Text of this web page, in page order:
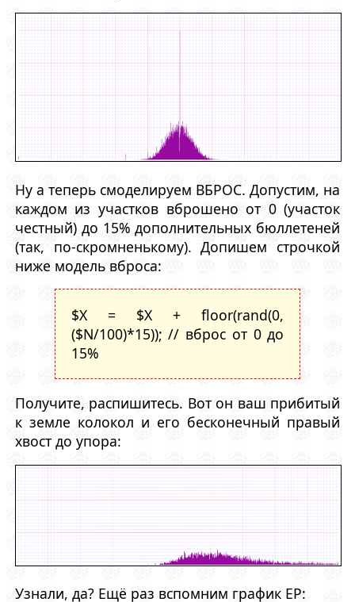
Ну а теперь смоделируем ВБРОС. Допустим, на
каждом из участков вброшено от 0 (участок
честный) до 15% дополнительных бюллетеней
(так, по-скромненькому). Допишем строчкой
ниже модель вброса:
$X = $X + floor(rand(0,
($N/100)*15)); // вброс от 0 до
15%
Получите, распишитесь. Вот он ваш прибитый
к земле колокол и его бесконечный правый
хвост до упора:
Узнали, да? Ещё раз вспомним график ЕР: